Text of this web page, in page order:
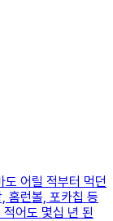
어릴 적부터 먹던
홈런볼, 포카칩 등
어도 몇십 년 된